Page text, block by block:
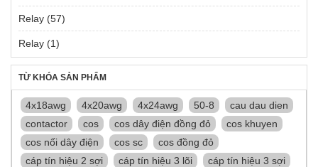
Relay (57)
Relay (1)
TỪ KHÓA SẢN PHẨM
4x18awg 4x20awg 4x24awg 50-8
cau dau dien
contactor
cos cos dây điện đồng đỏ
cos khuyen
cos nối dây điện
cos sc
cos đồng đỏ
cáp tín hiệu 2 sợi
cáp tín hiệu 3 lõi
cáp tín hiệu 3 sợi